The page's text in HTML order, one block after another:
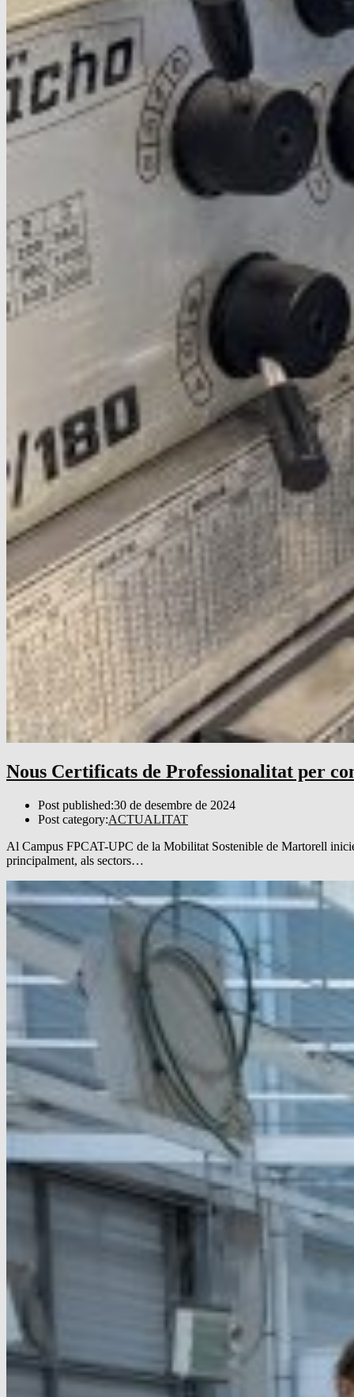
Nous Certificats de Professionalitat per
Post published:30 de desembre de 2024
Post category:ACTUALITAT
Al Campus FPCAT-UPC de la Mobilitat Sostenible de Martorell
principalment, als sectors…